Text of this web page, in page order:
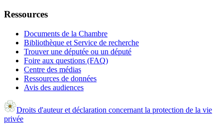
Ressources
Documents de la Chambre
Bibliothèque et Service de recherche
Trouver une députée ou un député
Foire aux questions (FAQ)
Centre des médias
Ressources de données
Avis des audiences
Droits d'auteur et déclaration concernant la protection de la vie
privée